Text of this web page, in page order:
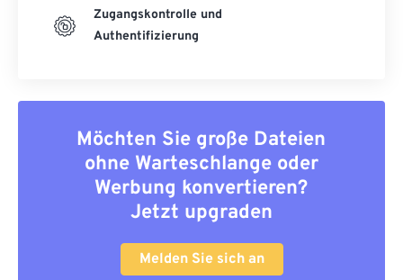
Zugangskontrolle und
Authentifizierung
Möchten Sie große Dateien
ohne Warteschlange oder
Werbung konvertieren?
Jetzt upgraden
Melden Sie sich an